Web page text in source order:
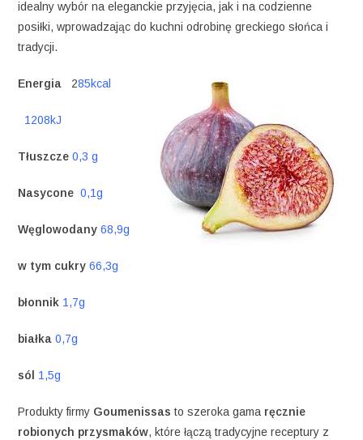
idealny wybór na eleganckie przyjęcia, jak i na codzienne
posiłki, wprowadzając do kuchni odrobinę greckiego słońca i
tradycji.
Energia 285kcal
1208kJ
Tłuszcze 0,3 g
Nasycone 0,1g
Węglowodany 68,9g
w tym cukry 66,3g
błonnik 1,7g
białka 0,7g
sól 1,5g
Produkty firmy Goumenissas to szeroka gama ręcznie
robionych przysmaków, które łączą tradycyjne receptury z